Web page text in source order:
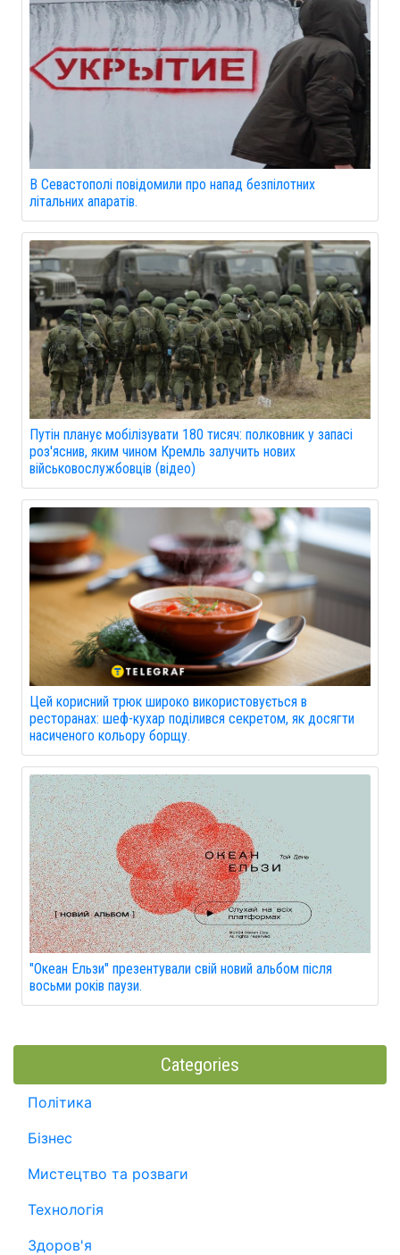
В Севастополі повідомили про напад безпілотних
літальних апаратів.
Путін планує мобілізувати 180 тисяч: полковник у запасі
роз'яснив, яким чином Кремль залучить нових
військовослужбовців (відео)
Цей корисний трюк широко використовується в
ресторанах: шеф-кухар поділився секретом, як досягти
насиченого кольору борщу.
"Океан Ельзи" презентували свій новий альбом після
восьми років паузи.
Categories
Політика
Бізнес
Мистецтво та розваги
Технологія
Здоров'я